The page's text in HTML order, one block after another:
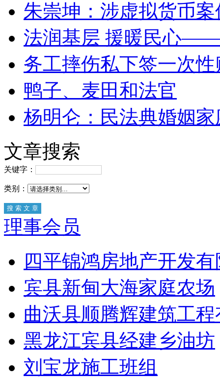
朱崇坤：涉虚拟货币
法润基层 援暖民心
务工摔伤私下签一次
鸭子、麦田和法官
杨明仑：民法典婚姻
文章搜索
关键字：
类别：
理事会员
四平锦鸿房地产开发
宾县新甸大海家庭农场
曲沃县顺腾辉建筑工
黑龙江宾县经建乡油坊
刘宝龙施工班组